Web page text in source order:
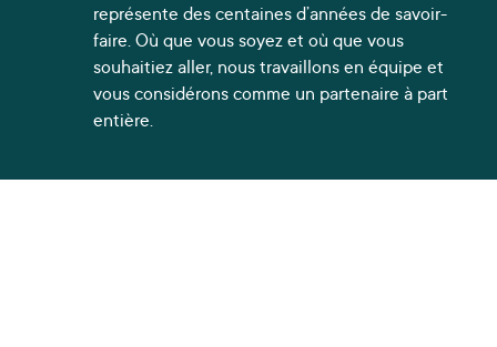
représente des centaines d’années de savoir-
faire. Où que vous soyez et où que vous
souhaitiez aller, nous travaillons en équipe et
vous considérons comme un partenaire à part
entière.